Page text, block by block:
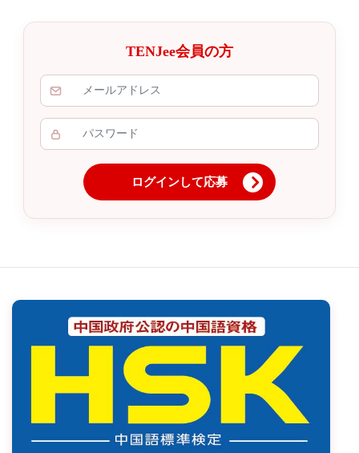
TENJee会員の方
ログインして応募